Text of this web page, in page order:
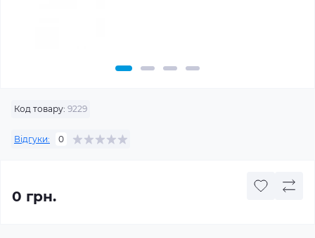
Код товару: 9229
Відгуки: 0
0 грн.